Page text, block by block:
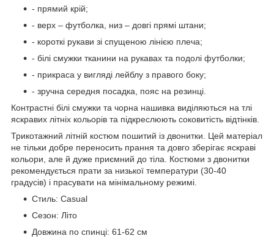
- прямий крій;
- верх – футболка, низ – довгі прямі штани;
- короткі рукави зі спущеною лінією плеча;
- білі смужки тканини на рукавах та подолі футболки;
- прикраса у вигляді лейблу з правого боку;
- зручна середня посадка, пояс на резинці.
Контрастні білі смужки та чорна нашивка виділяються на тлі
яскравих літніх кольорів та підкреслюють соковитість відтінків.
Трикотажний літній костюм пошитий із двонитки. Цей матеріал
не тільки добре переносить прання та довго зберігає яскраві
кольори, але й дуже приємний до тіла. Костюми з двонитки
рекомендується прати за низької температури (30-40
градусів) і прасувати на мінімальному режимі.
Стиль: Casual
Сезон: Літо
Довжина по спинці: 61-62 см